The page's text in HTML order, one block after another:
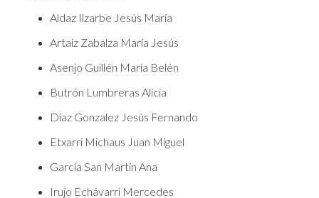
Aldaz Ilzarbe Jesús María
Artaiz Zabalza María Jesús
Asenjo Guillén María Belén
Butrón Lumbreras Alicia
Diaz Gonzalez Jesús Fernando
Etxarri Michaus Juan Miguel
García San Martín Ana
Irujo Echávarri Mercedes